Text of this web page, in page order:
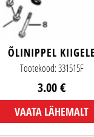
ÕLINIPPEL KIIGELE
Tootekood: 331515F
3.00 €
VAATA LÄHEMALT